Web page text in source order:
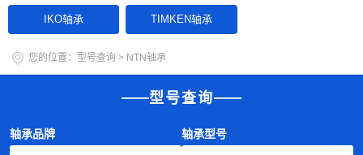
IKO轴承 TIMKEN轴承
您的位置： 型号查询 > NTN轴承
型号查询
轴承品牌 轴承型号